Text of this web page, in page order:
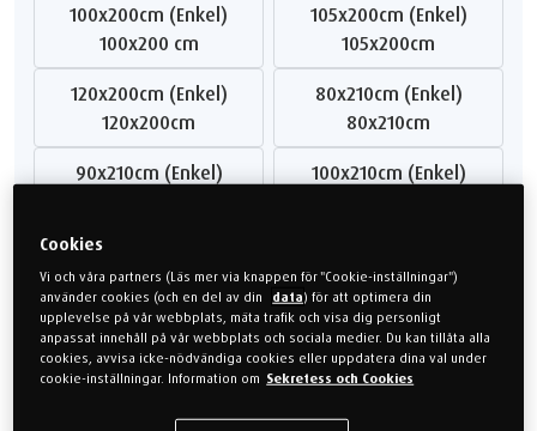
100x200cm (Enkel)
100x200 cm
105x200cm (Enkel)
105x200cm
120x200cm (Enkel)
120x200cm
80x210cm (Enkel)
80x210cm
90x210cm (Enkel)
100x210cm (Enkel)
105x210cm (Enkel)
105x210cm
120x210cm
140x210cm (Enkel)
140x210cm
140x200cm (Enkel)
140x200cm
Cookies
Vi och våra partners (Läs mer via knappen för "Cookie-inställningar")
använder cookies (och en del av din
data) för att optimera din
upplevelse på vår webbplats, mäta trafik och visa dig personligt
anpassat innehåll på vår webbplats och sociala medier. Du kan tillåta alla
cookies, avvisa icke-nödvändiga cookies eller uppdatera dina val under
cookie-inställningar. Information om Sekretess och Cookies